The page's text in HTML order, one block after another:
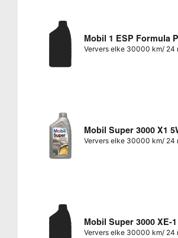
Mobil 1 ESP Formula
Ververs elke 30000 km/ 24
Mobil Super 3000 X1
Ververs elke 30000 km/ 24
Mobil Super 3000 XE-
Ververs elke 30000 km/ 24